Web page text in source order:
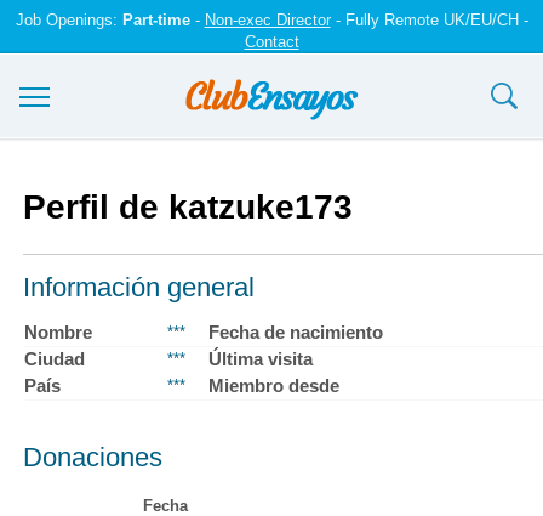
Job Openings: Part-time- Non-exec Director- Fully Remote UK/EU/CH -
Contact
Registrarse
Iniciar sesión
Contáctenos
Perfil de katzuke173
Información general
Nombre ***
Fecha de nacimiento
Ciudad
***
Última visita
País
*** Miembro desde
Donaciones
Fecha